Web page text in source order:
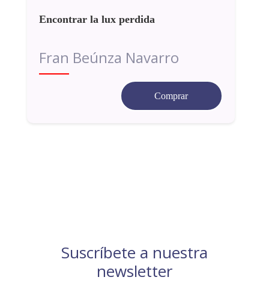
Encontrar la lux perdida
Fran Beúnza Navarro
Comprar
Suscríbete a nuestra
newsletter